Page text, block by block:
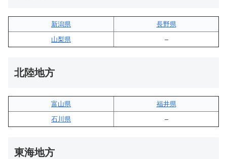
新潟県
長野県
山梨県
–
北陸地方
富山県
福井県
石川県
–
東海地方